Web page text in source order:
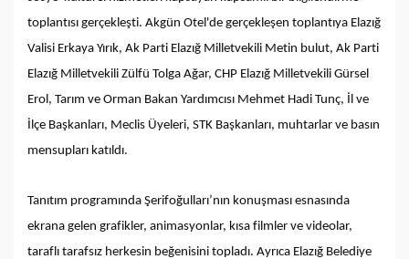
toplantısı gerçekleşti. Akgün Otel'de gerçekleşen toplantıya Elazığ
Valisi Erkaya Yırık, Ak Parti Elazığ Milletvekili Metin bulut, Ak Parti
Elazığ Milletvekili Zülfü Tolga Ağar, CHP Elazığ Milletvekili Gürsel
Erol, Tarım ve Orman Bakan Yardımcısı Mehmet Hadi Tunç, İl ve
İlçe Başkanları, Meclis Üyeleri, STK Başkanları, muhtarlar ve basın
mensupları katıldı.
Tanıtım programında Şerifoğulları’nın konuşması esnasında
ekrana gelen grafikler, animasyonlar, kısa filmler ve videolar,
taraflı tarafsız herkesin beğenisini topladı. Ayrıca Elazığ Belediye